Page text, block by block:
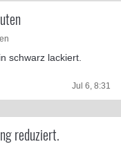
schwarz lackiert.
Jul 6, 8:31
reduziert.